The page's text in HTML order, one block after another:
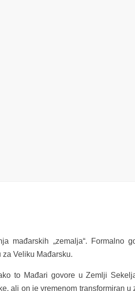
„zemalja“. Formalno
Veliku Mađarsku.
to Mađari govore u Zemlji
ali on je vremenom transformiran u